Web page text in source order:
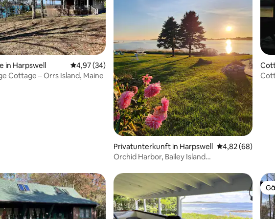
5 von 5, 10 Bewertungen
in Harpswell Durchschnittliche Bewertung: 4,97 von 5, 34 Bewertungen
4,97 (34)
Cottage – Orrs Island, Maine
Privatunterkunft in Harpswell
4,82 (68)
Orchid Harbor, Bailey Island